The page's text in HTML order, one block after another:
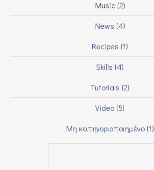
Music(2)
News (4)
Recipes (1)
Skills (4)
Tutorials (2)
Video(5)
Μη κατηγοριοποιημένο(1)